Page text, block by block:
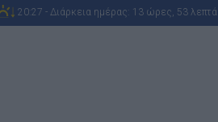
20:27 - Διάρκεια ημέρας: 13 ώρες, 53